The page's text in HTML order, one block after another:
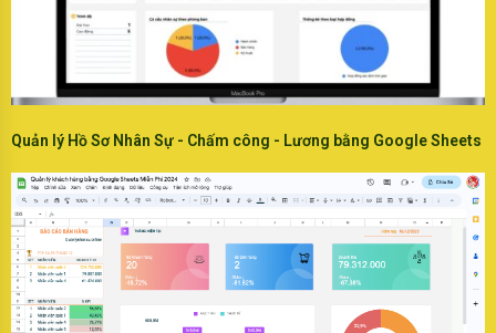
Quản lý Hồ Sơ Nhân Sự - Chấm công - Lương bằng Google Sheets